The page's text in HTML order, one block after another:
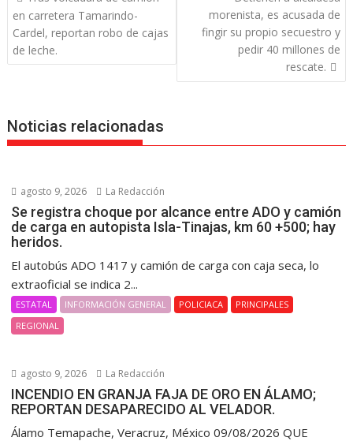
de
entradas
en carretera Tamarindo-
Cardel, reportan robo de cajas
de leche.
morenista, es acusada de
fingir su propio secuestro y
pedir 40 millones de
rescate.
Noticias relacionadas
agosto 9, 2026 La Redacción
Se registra choque por alcance entre ADO y camión
de carga en autopista Isla-Tinajas, km 60 +500; hay
heridos.
El autobús ADO 1417 y camión de carga con caja seca, lo
extraoficial se indica 2...
ESTATAL INFORMACIÓN GENERAL POLICIACA
PRINCIPALES
REGIONAL
agosto 9, 2026 La Redacción
INCENDIO EN GRANJA FAJA DE ORO EN ÁLAMO;
REPORTAN DESAPARECIDO AL VELADOR.
Álamo Temapache, Veracruz, México 09/08/2026 QUE